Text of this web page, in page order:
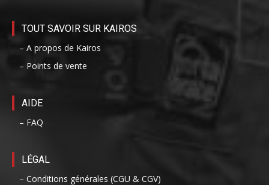
TOUT SAVOIR SUR KAIROS
– A propos de Kairos
– Points de vente
AIDE
– FAQ
LÉGAL
– Conditions générales (CGU & CGV)